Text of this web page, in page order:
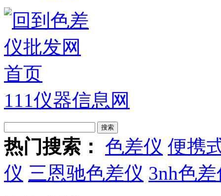
111仪器信息网
热门搜索： 色差仪 便携
仪 三恩驰色差仪 3nh色